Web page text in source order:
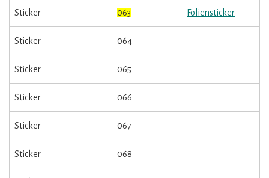
Sticker 063 Foliensticker
Sticker 064
Sticker 065
Sticker 066
Sticker 067
Sticker 068